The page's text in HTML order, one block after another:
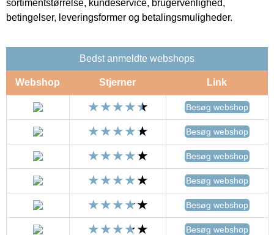
sortimentstørrelse, kundeservice, brugervenlighed,
betingelser, leveringsformer og betalingsmuligheder.
Bedst anmeldte webshops
Webshop Stjerner Link
Besøg webshop
Besøg webshop
Besøg webshop
Besøg webshop
Besøg webshop
Besøg webshop